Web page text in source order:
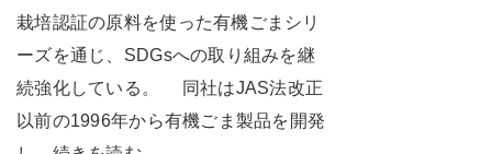
栽培認証の原料を使った有機ごまシリ
ーズを通じ、SDGsへの取り組みを継
続強化している。 同社はJAS法改正
以前の1996年から有機ごま製品を開発